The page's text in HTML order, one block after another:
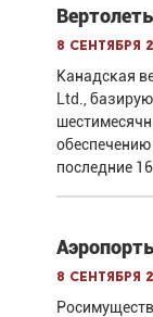
8 сентября
Канадская
Ltd.,
последние
8 сентября